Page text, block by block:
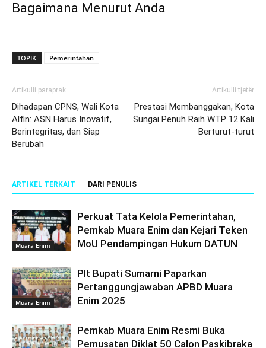
Bagaimana Menurut Anda
TOPIK Pemerintahan
Artikulli paraprak
Dihadapan CPNS, Wali Kota
Alfin: ASN Harus Inovatif,
Berintegritas, dan Siap
Berubah
Artikulli tjetër
Prestasi Membanggakan, Kota
Sungai Penuh Raih WTP 12 Kali
Berturut-turut
ARTIKEL TERKAIT DARI PENULIS
Muara Enim
Perkuat Tata Kelola Pemerintahan,
Pemkab Muara Enim dan Kejari Teken
MoU Pendampingan Hukum DATUN
Muara Enim
Plt Bupati Sumarni Paparkan
Pertanggungjawaban APBD Muara
Enim 2025
Pemkab Muara Enim Resmi Buka
Pemusatan Diklat 50 Calon Paskibraka